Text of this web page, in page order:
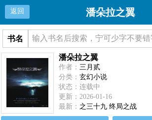
返回 潘朵拉之翼
书名
潘朵拉之翼
作者：三月贰
分类：玄幻小说
状态：连载中
更新：2026-01-16
最新： 之三十九 终局之战